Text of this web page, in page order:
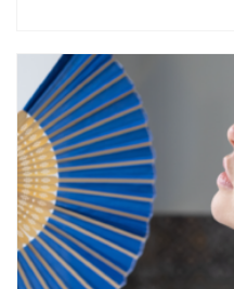
volta durante la gestazione
mantenere …